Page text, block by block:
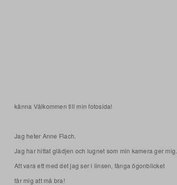
känna Välkommen till min fotosida!
Jag heter Anne Flach.
Jag har hittat glädjen och lugnet som min kamera ger mig.
Att vara ett med det jag ser i linsen, fånga ögonblicket
får mig att må bra!